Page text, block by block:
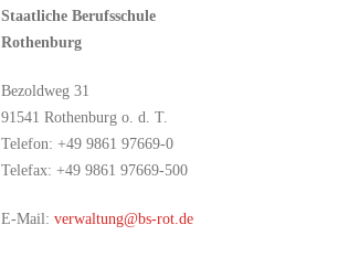
Staatliche Berufsschule
Rothenburg
Bezoldweg 31
91541 Rothenburg o. d. T.
Telefon: +49 9861 97669-0
Telefax: +49 9861 97669-500
E-Mail:verwaltung@bs-rot.de